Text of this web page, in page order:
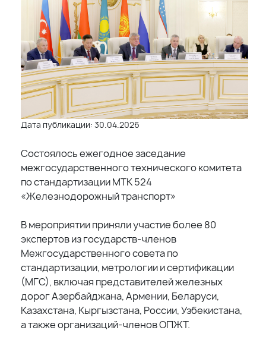
Дата публикации: 30.04.2026
Состоялось ежегодное заседание
межгосударственного технического комитета
по стандартизации МТК 524
«Железнодорожный транспорт»
В мероприятии приняли участие более 80
экспертов из государств-членов
Межгосударственного совета по
стандартизации, метрологии и сертификации
(МГС), включая представителей железных
дорог Азербайджана, Армении, Беларуси,
Казахстана, Кыргызстана, России, Узбекистана,
а также организаций-членов ОПЖТ.